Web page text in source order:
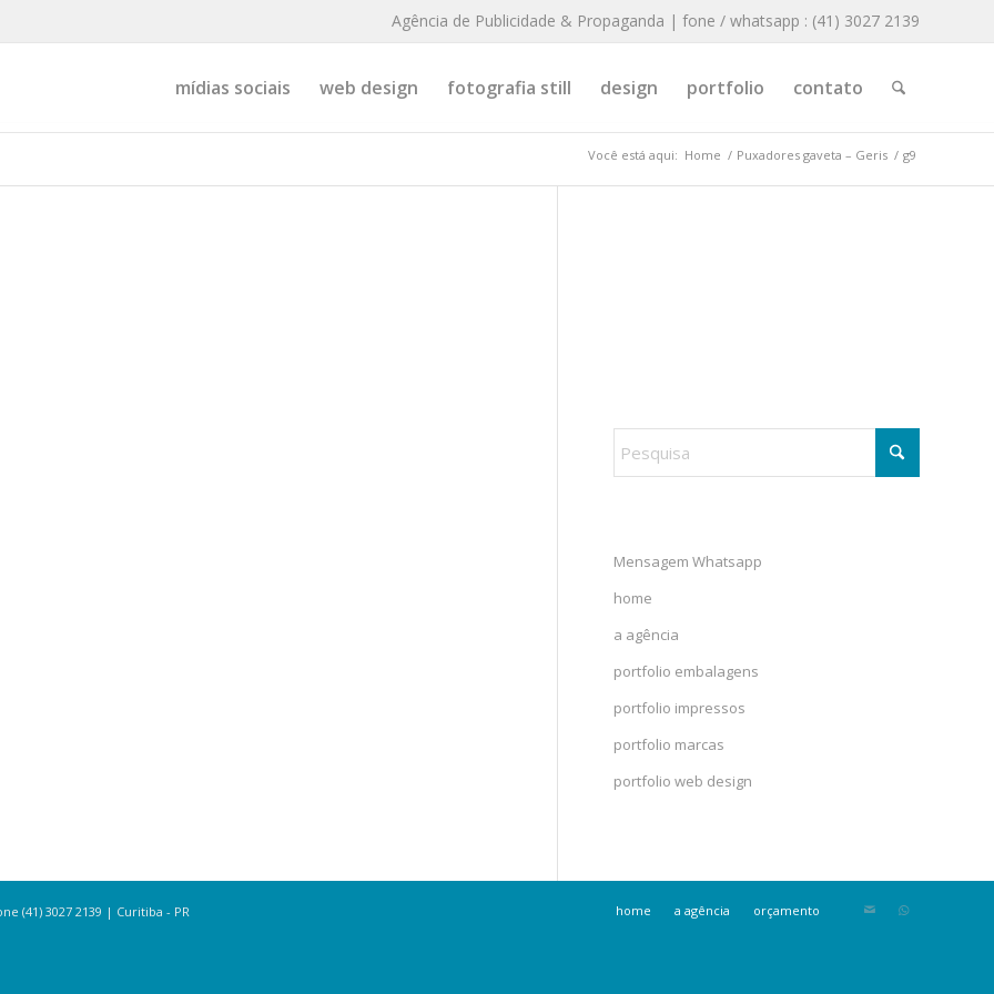
Agência de Publicidade & Propaganda | fone / whatsapp : (41) 3027 2139
mídias sociais web design fotografia still design portfolio contato
Você está aqui: Home / Puxadores gaveta – Geris / g9
Mensagem Whatsapp
home
a agência
portfolio embalagens
portfolio impressos
portfolio marcas
portfolio web design
(41) 3027 2139 | Curitiba - PR home a agência orçamento